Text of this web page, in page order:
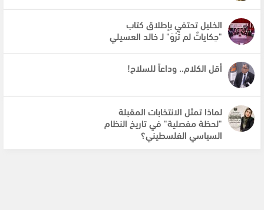
الخليل تحتفي بإطلاق كتاب
"حِكاياتٌ لم تُرْوَ" لـ خالد العسيلي
أقل الكلام.. وداعاً للسلاح!
لماذا تمثل الانتخابات المقبلة
"لحظة مفصلية" في تاريخ النظام
السياسي الفلسطيني؟